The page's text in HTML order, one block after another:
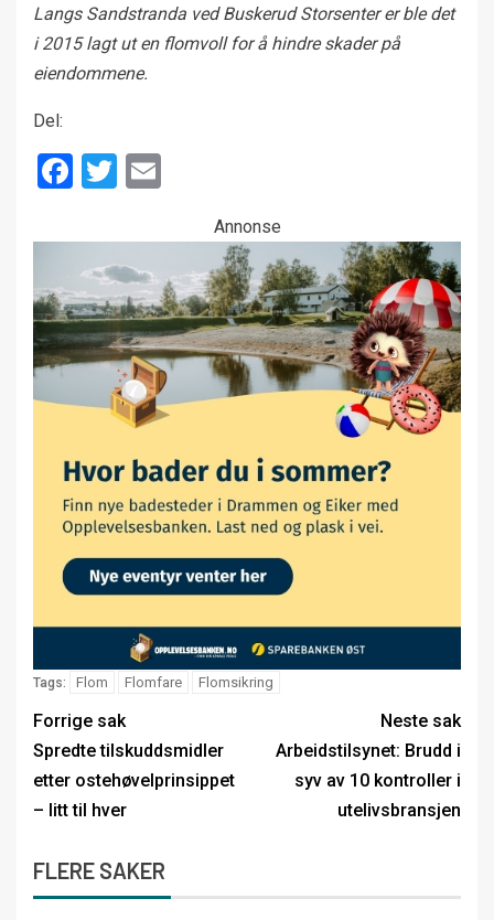
Langs Sandstranda ved Buskerud Storsenter er ble det
i 2015 lagt ut en flomvoll for å hindre skader på
eiendommene.
Del:
Facebook
Twitter
Annonse
Tags: Flom Flomfare Flomsikring
Forrige sak
Spredte tilskuddsmidler
etter ostehøvelprinsippet
– litt til hver
Neste sak
Arbeidstilsynet: Brudd i
syv av 10 kontroller i
utelivsbransjen
FLERE SAKER